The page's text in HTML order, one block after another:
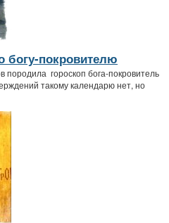
богу-покровителю
породила гороскоп бога-покровитель
такому календарю нет, но